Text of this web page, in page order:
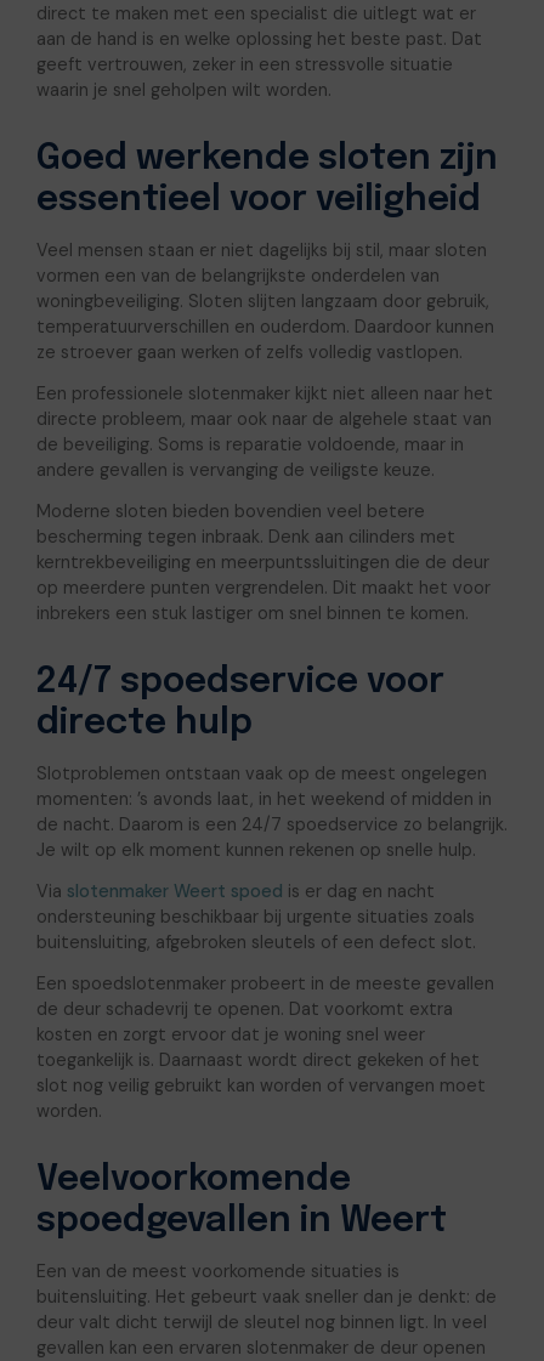
direct te maken met een specialist die uitlegt wat er
aan de hand is en welke oplossing het beste past. Dat
geeft vertrouwen, zeker in een stressvolle situatie
waarin je snel geholpen wilt worden.
Goed werkende sloten zijn
essentieel voor veiligheid
Veel mensen staan er niet dagelijks bij stil, maar sloten
vormen een van de belangrijkste onderdelen van
woningbeveiliging. Sloten slijten langzaam door gebruik,
temperatuurverschillen en ouderdom. Daardoor kunnen
ze stroever gaan werken of zelfs volledig vastlopen.
Een professionele slotenmaker kijkt niet alleen naar het
directe probleem, maar ook naar de algehele staat van
de beveiliging. Soms is reparatie voldoende, maar in
andere gevallen is vervanging de veiligste keuze.
Moderne sloten bieden bovendien veel betere
bescherming tegen inbraak. Denk aan cilinders met
kerntrekbeveiliging en meerpuntssluitingen die de deur
op meerdere punten vergrendelen. Dit maakt het voor
inbrekers een stuk lastiger om snel binnen te komen.
24/7 spoedservice voor
directe hulp
Slotproblemen ontstaan vaak op de meest ongelegen
momenten: ’s avonds laat, in het weekend of midden in
de nacht. Daarom is een 24/7 spoedservice zo belangrijk.
Je wilt op elk moment kunnen rekenen op snelle hulp.
Via slotenmaker Weert spoed is er dag en nacht
ondersteuning beschikbaar bij urgente situaties zoals
buitensluiting, afgebroken sleutels of een defect slot.
Een spoedslotenmaker probeert in de meeste gevallen
de deur schadevrij te openen. Dat voorkomt extra
kosten en zorgt ervoor dat je woning snel weer
toegankelijk is. Daarnaast wordt direct gekeken of het
slot nog veilig gebruikt kan worden of vervangen moet
worden.
Veelvoorkomende
spoedgevallen in Weert
Een van de meest voorkomende situaties is
buitensluiting. Het gebeurt vaak sneller dan je denkt: de
deur valt dicht terwijl de sleutel nog binnen ligt. In veel
gevallen kan een ervaren slotenmaker de deur openen